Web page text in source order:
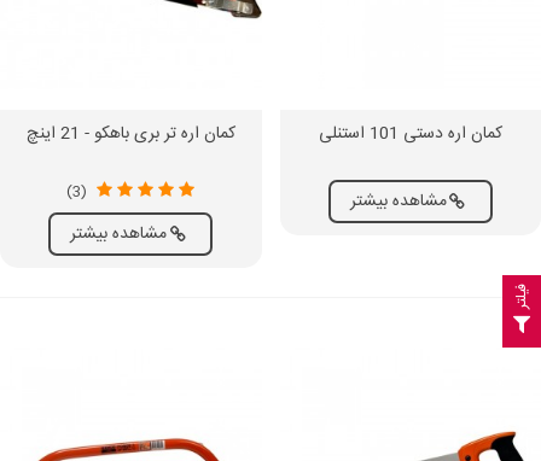
کمان اره دستی 101 استنلی
مشاهده بیشتر
کمان اره تر بری باهکو - 21 اینچ
(3)
مشاهده بیشتر
فیلتر